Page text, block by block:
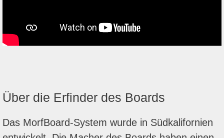
Über die Erfinder des Boards
Das MorfBoard-System wurde in Südkalifornien